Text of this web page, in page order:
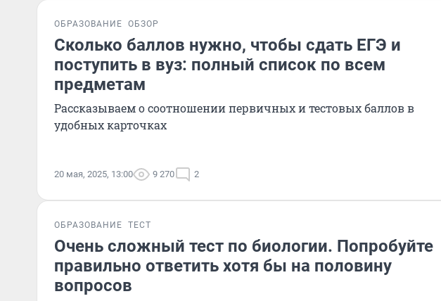
ОБРАЗОВАНИЕ ОБЗОР
Сколько баллов нужно, чтобы сдать ЕГЭ и
поступить в вуз: полный список по всем
предметам
Рассказываем о соотношении первичных и тестовых баллов в
удобных карточках
20 мая, 2025, 13:00 9 270 2
ОБРАЗОВАНИЕ ТЕСТ
Очень сложный тест по биологии. Попробуйте
правильно ответить хотя бы на половину
вопросов